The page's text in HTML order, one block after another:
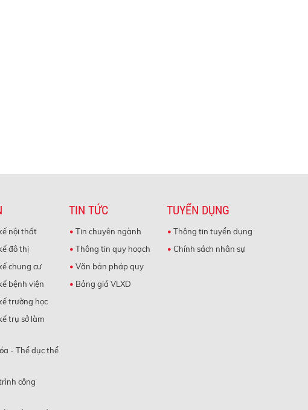
nội thất
đô thị
chung cư
bệnh viện
trường học
trụ sở làm
- Thể dục thể
công
TIN TỨC
Tin chuyên ngành
Thông tin quy hoạch
Văn bản pháp quy
Bảng giá VLXD
TUYỂN DỤNG
Thông tin tuyển dụng
Chính sách nhân sự